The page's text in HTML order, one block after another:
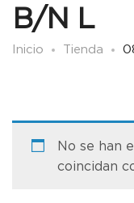
B/N L
Inicio Tienda
No se han
coincidan